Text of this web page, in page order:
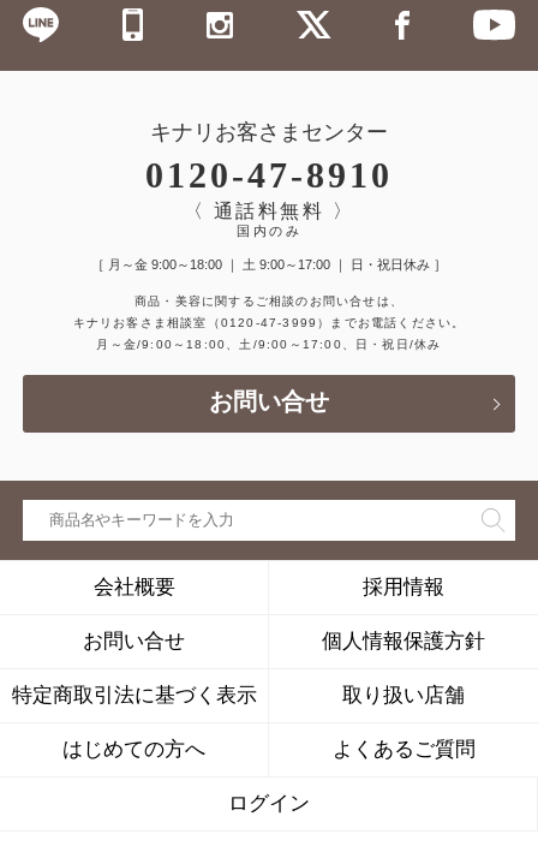
キナリお客さまセンター
0120-47-8910
〈 通話料無料 〉
国内のみ
［ 月～金 9:00～18:00 ｜ 土 9:00～17:00 ｜ 日・祝日休み ］
商品・美容に関するご相談のお問い合せは、
キナリお客さま相談室
（0120-47-3999）
までお電話ください。
月～金/9:00～18:00、土/9:00～17:00、日・祝日/休み
お問い合せ
会社概要 採用情報
お問い合せ 個人情報保護方針
特定商取引法に基づく表示 取り扱い店舗
はじめての方へ よくあるご質問
ログイン